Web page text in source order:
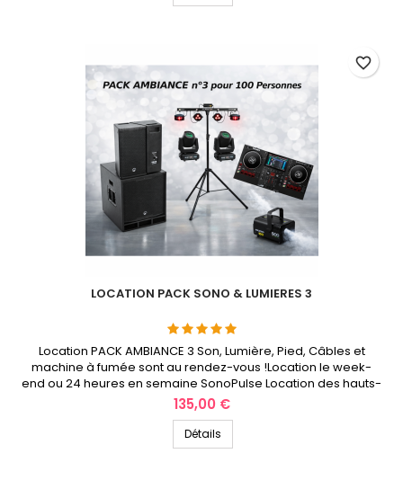
LOCATION PACK SONO & LUMIERES 3
Location PACK AMBIANCE 3 Son, Lumière, Pied, Câbles et
machine à fumée sont au rendez-vous !Location le week-
end ou 24 heures en semaine SonoPulse Location des hauts-
de-France
Prix
135,00 €
Détails
favorite_border